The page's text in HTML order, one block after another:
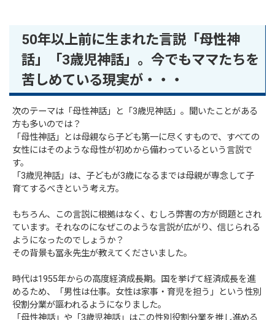
50年以上前に生まれた言説「母性神
話」「3歳児神話」。今でもママたちを
苦しめている現実が・・・
次のテーマは「母性神話」と「3歳児神話」。聞いたことがある
方も多いのでは？
「母性神話」とは母親なら子ども第一に尽くすもので、すべての
女性にはそのような母性が初めから備わっているという言説で
す。
「3歳児神話」は、子どもが3歳になるまでは母親が専念して子
育てするべきという考え方。
もちろん、この言説に根拠はなく、むしろ弊害の方が問題とされ
ています。それなのになぜこのような言説が広がり、信じられる
ようになったのでしょうか？
その背景も冨永先生が教えてくださいました。
時代は1955年からの高度経済成長期。国を挙げて経済成長を進
めるため、「男性は仕事。女性は家事・育児を担う」という性別
役割分業が謳われるようになりました。
「母性神話」や「3歳児神話」はこの性別役割分業を推し進める